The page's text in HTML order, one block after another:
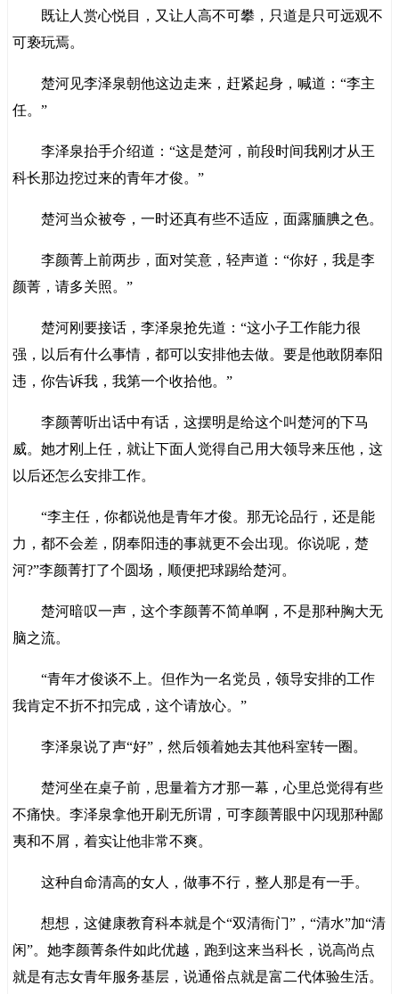
既让人赏心悦目，又让人高不可攀，只道是只可远观不
可亵玩焉。
楚河见李泽泉朝他这边走来，赶紧起身，喊道：“李主
任。”
李泽泉抬手介绍道：“这是楚河，前段时间我刚才从王
科长那边挖过来的青年才俊。”
楚河当众被夸，一时还真有些不适应，面露腼腆之色。
李颜菁上前两步，面对笑意，轻声道：“你好，我是李
颜菁，请多关照。”
楚河刚要接话，李泽泉抢先道：“这小子工作能力很
强，以后有什么事情，都可以安排他去做。要是他敢阴奉阳
违，你告诉我，我第一个收拾他。”
李颜菁听出话中有话，这摆明是给这个叫楚河的下马
威。她才刚上任，就让下面人觉得自己用大领导来压他，这
以后还怎么安排工作。
“李主任，你都说他是青年才俊。那无论品行，还是能
力，都不会差，阴奉阳违的事就更不会出现。你说呢，楚
河?”李颜菁打了个圆场，顺便把球踢给楚河。
楚河暗叹一声，这个李颜菁不简单啊，不是那种胸大无
脑之流。
“青年才俊谈不上。但作为一名党员，领导安排的工作
我肯定不折不扣完成，这个请放心。”
李泽泉说了声“好”，然后领着她去其他科室转一圈。
楚河坐在桌子前，思量着方才那一幕，心里总觉得有些
不痛快。李泽泉拿他开刷无所谓，可李颜菁眼中闪现那种鄙
夷和不屑，着实让他非常不爽。
这种自命清高的女人，做事不行，整人那是有一手。
想想，这健康教育科本就是个“双清衙门”，“清水”加“清
闲”。她李颜菁条件如此优越，跑到这来当科长，说高尚点
就是有志女青年服务基层，说通俗点就是富二代体验生活。